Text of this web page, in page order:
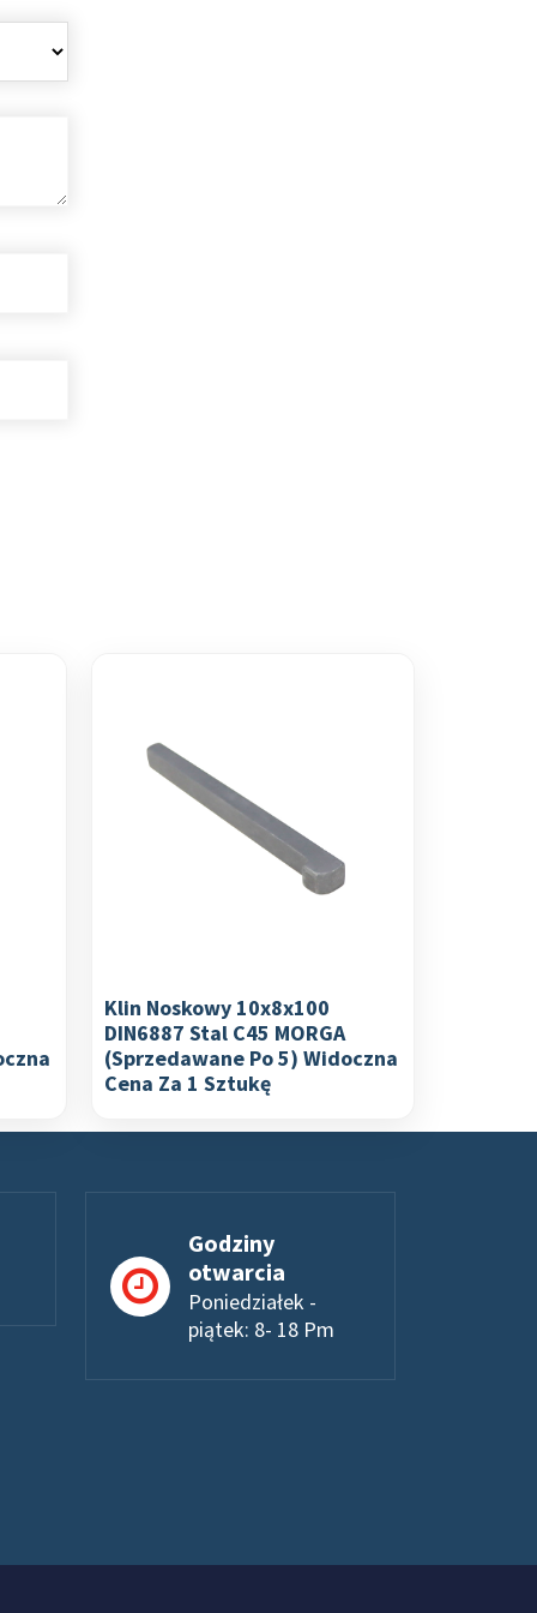
Klin Noskowy 10x8x100
DIN6887 Stal C45 MORGA
(sprzedawane Po 5) Widoczna
Cena Za 1 Sztukę
Godziny
otwarcia
Poniedziałek -
piątek: 8- 18 Pm